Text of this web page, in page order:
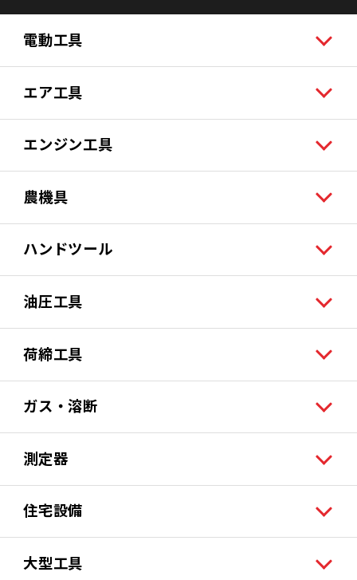
電動工具
エア工具
エンジン工具
農機具
ハンドツール
油圧工具
荷締工具
ガス・溶断
測定器
住宅設備
大型工具